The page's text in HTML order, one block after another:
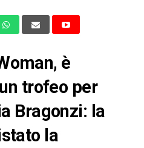
è
trofeo per
Bragonzi: la
la